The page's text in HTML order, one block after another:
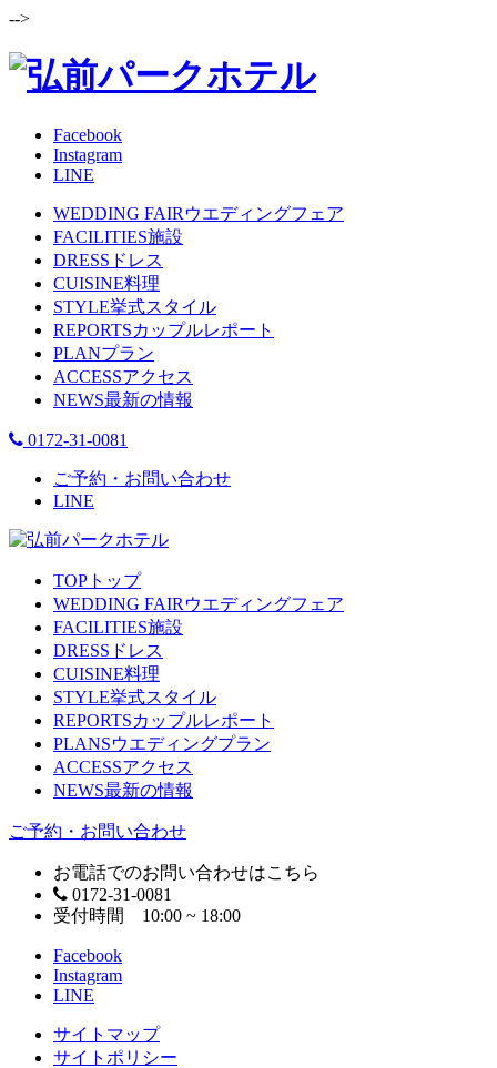
-->
Facebook
Instagram
LINE
WEDDING FAIR ウエディングフェア
FACILITIES施設
DRESS ドレス
CUISINE料理
STYLE挙式スタイル
REPORTSカップルレポート
PLANプラン
ACCESSアクセス
NEWS最新の情報
0172-31-0081
ご予約・お問い合わせ
LINE
TOP トップ
WEDDING FAIR ウエディングフェア
FACILITIES施設
DRESS ドレス
CUISINE料理
STYLE挙式スタイル
REPORTSカップルレポート
PLANSウエディングプラン
ACCESSアクセス
NEWS最新の情報
ご予約・お問い合わせ
お電話でのお問い合わせはこちら
0172-31-0081
受付時間 10:00 ~ 18:00
Facebook
Instagram
LINE
サイトマップ
サイトポリシー